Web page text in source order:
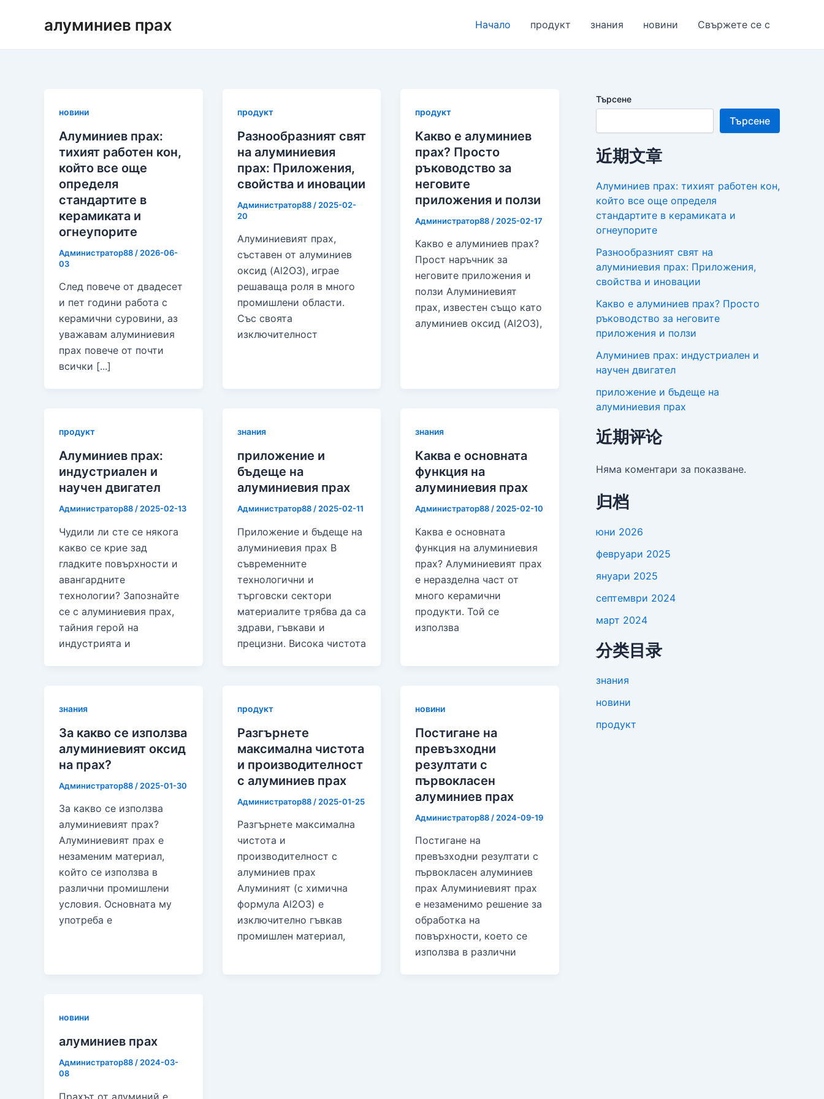
алуминиев прах Начало продукт знания новини Свържете се с
новини
Алуминиев прах:
тихият работен кон,
който все още
определя
стандартите в
керамиката и
огнеупорите
Администратор88 / 2026-06-
03
След повече от двадесет
и пет години работа с
керамични суровини, аз
уважавам алуминиевия
прах повече от почти
всички [...]
продукт
Разнообразният свят
на алуминиевия
прах: Приложения,
свойства и иновации
Администратор88 / 2025-02-
20
Алуминиевият прах,
съставен от алуминиев
оксид (Al2O3), играе
решаваща роля в много
промишлени области.
Със своята
изключителност
продукт
Какво е алуминиев
прах? Просто
ръководство за
неговите
приложения и ползи
Администратор88 / 2025-02-17
Какво е алуминиев прах?
Прост наръчник за
неговите приложения и
ползи Алуминиевият
прах, известен също като
алуминиев оксид (Al2O3),
продукт
Алуминиев прах:
индустриален и
научен двигател
Администратор88 / 2025-02-13
Чудили ли сте се някога
какво се крие зад
гладките повърхности и
авангардните
технологии? Запознайте
се с алуминиевия прах,
тайния герой на
индустрията и
знания
приложение и
бъдеще на
алуминиевия прах
Администратор88 / 2025-02-11
Приложение и бъдеще на
алуминиевия прах В
съвременните
технологични и
търговски сектори
материалите трябва да са
здрави, гъвкави и
прецизни. Висока чистота
знания
Каква е основната
функция на
алуминиевия прах
Администратор88 / 2025-02-10
Каква е основната
функция на алуминиевия
прах? Алуминиевият прах
е неразделна част от
много керамични
продукти. Той се
използва
знания
За какво се използва
алуминиевият оксид
на прах?
Администратор88 / 2025-01-30
За какво се използва
алуминиевият прах?
Алуминиевият прах е
незаменим материал,
който се използва в
различни промишлени
условия. Основната му
употреба е
продукт
Разгърнете
максимална чистота
и производителност
с алуминиев прах
Администратор88 / 2025-01-25
Разгърнете максимална
чистота и
производителност с
алуминиев прах
Алуминият (с химична
формула Al2O3) е
изключително гъвкав
промишлен материал,
новини
Постигане на
превъзходни
резултати с
първокласен
алуминиев прах
Администратор88 / 2024-09-19
Постигане на
превъзходни резултати с
първокласен алуминиев
прах Алуминиевият прах
е незаменимо решение за
обработка на
повърхности, което се
използва в различни
новини
алуминиев прах
Администратор88 / 2024-03-
08
Прахът от алуминий е
Търсене
Търсене
近期文章
Алуминиев прах: тихият работен кон,
който все още определя
стандартите в керамиката и
огнеупорите
Разнообразният свят на
алуминиевия прах: Приложения,
свойства и иновации
Какво е алуминиев прах? Просто
ръководство за неговите
приложения и ползи
Алуминиев прах: индустриален и
научен двигател
приложение и бъдеще на
алуминиевия прах
近期评论
Няма коментари за показване.
归档
юни 2026
февруари 2025
януари 2025
септември 2024
март 2024
分类目录
знания
новини
продукт